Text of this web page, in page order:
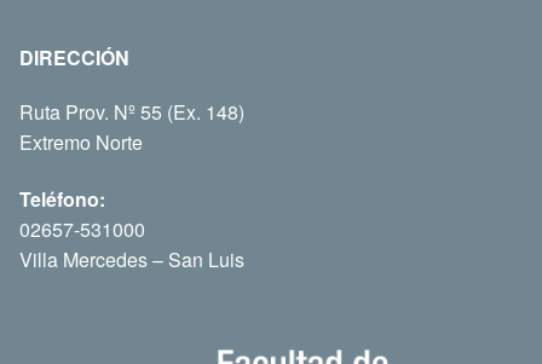
DIRECCIÓN
Ruta Prov. Nº 55 (Ex. 148)
Extremo Norte
Teléfono:
02657-531000
Villa Mercedes – San Luis